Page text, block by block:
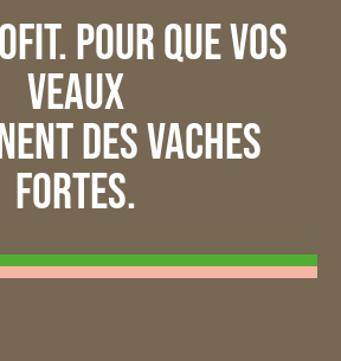
POUR QUE VOS
VEAUX
DES VACHES
FORTES.